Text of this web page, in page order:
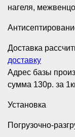
нагеля,
Доставка
доставку
Адрес базы
сумма 130р. за
Установка
Погрузочно-